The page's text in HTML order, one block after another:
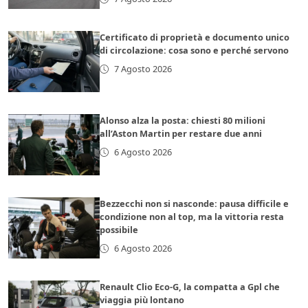
Certificato di proprietà e documento unico
di circolazione: cosa sono e perché servono
7 Agosto 2026
Alonso alza la posta: chiesti 80 milioni
all’Aston Martin per restare due anni
6 Agosto 2026
Bezzecchi non si nasconde: pausa difficile e
condizione non al top, ma la vittoria resta
possibile
6 Agosto 2026
Renault Clio Eco-G, la compatta a Gpl che
viaggia più lontano